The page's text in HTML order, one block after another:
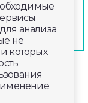
анализа
не
которых